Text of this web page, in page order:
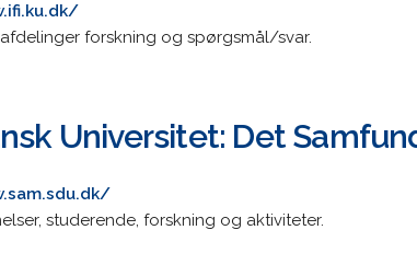
afdelinger forskning og spørgsmål/svar.
Universitet: Det
studerende, forskning og aktiviteter.